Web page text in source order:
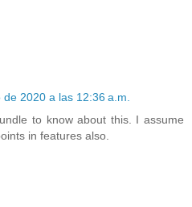
de 2020 a las 12:36 a.m.
to know about this. I assume
in features also.